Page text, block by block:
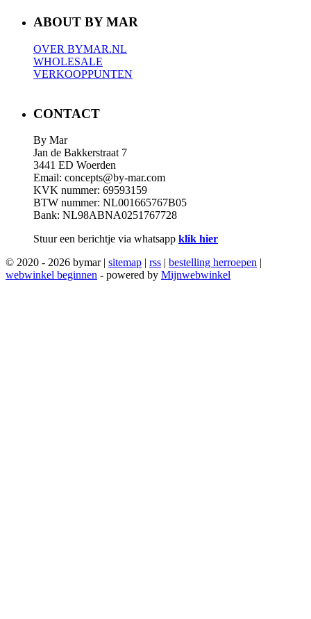
ABOUT BY MAR
OVER BYMAR.NL
WHOLESALE
VERKOOPPUNTEN
CONTACT
By Mar
Jan de Bakkerstraat 7
3441 ED Woerden
Email: concepts@by-mar.com
KVK nummer: 69593159
BTW nummer: NL001665767B05
Bank: NL98ABNA0251767728
Stuur een berichtje via whatsapp klik hier
© 2020 - 2026 bymar | sitemap | rss | bestelling herroepen |
webwinkel beginnen - powered by Mijnwebwinkel